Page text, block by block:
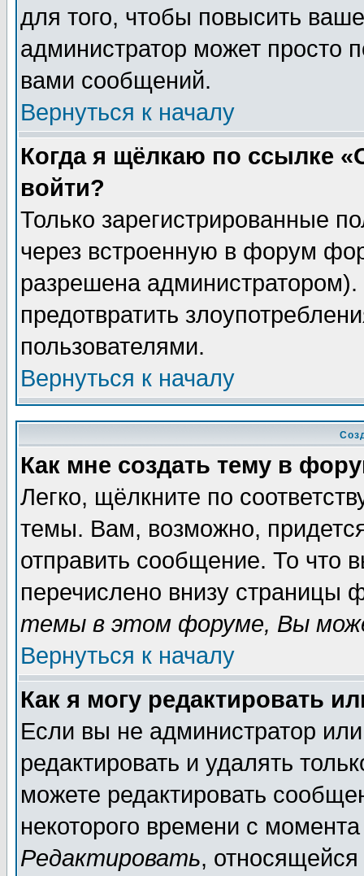
для того, чтобы повысить
администратор может просто
вами сообщений.
Вернуться к началу
Когда я щёлкаю по ссылке
войти?
Только зарегистрированные
через встроенную в форум
разрешена
предотвратить
пользователями.
Вернуться к началу
Как мне создать тему в
Легко, щёлкните по
темы. Вам, возможно,
отправить сообщение. То что
перечислено внизу страницы
темы в этом форуме, Вы
Вернуться к началу
Как я могу редактировать
Если вы не администратор
редактировать и удалять
можете редактировать
некоторого времени с
Редактировать,